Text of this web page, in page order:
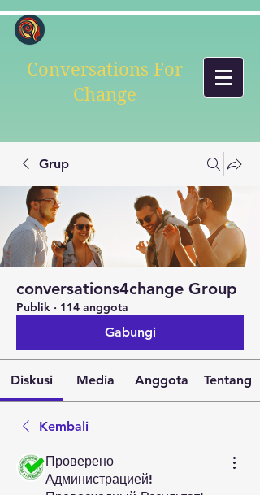
Conversations For
Change
Grup
conversations4change Group
Publik · 114 anggota
Gabungi
Diskusi Media Anggota Tentang
Kembali
Проверено
Администрацией!